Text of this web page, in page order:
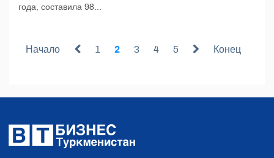
года, составила 98...
Начало 1 2 3 4 5 Конец